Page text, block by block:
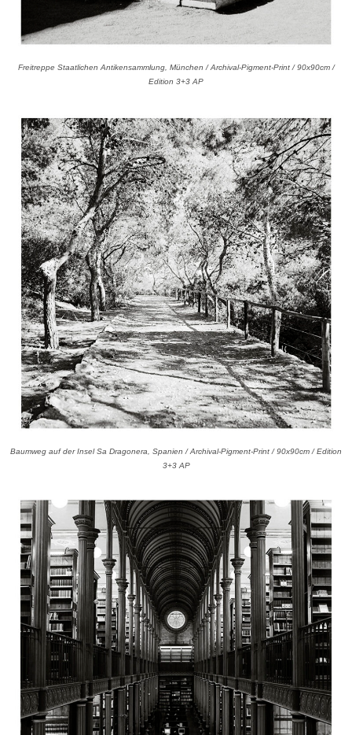
Freitreppe Staatlichen Antikensammlung, München / Archival-Pigment-Print / 90x90cm /
Edition 3+3 AP
Baumweg auf der Insel Sa Dragonera, Spanien / Archival-Pigment-Print / 90x90cm / Edition
3+3 AP